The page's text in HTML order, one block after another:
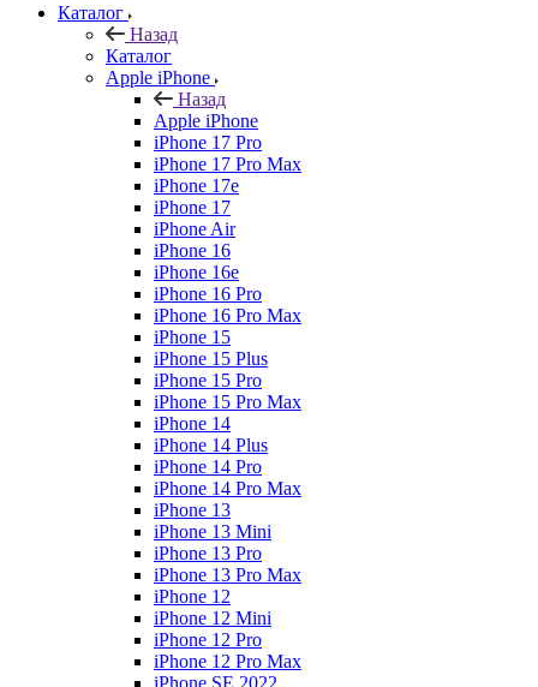
Каталог
Назад
Каталог
Apple iPhone
Назад
Apple iPhone
iPhone 17 Pro
iPhone 17 Pro Max
iPhone 17e
iPhone 17
iPhone Air
iPhone 16
iPhone 16e
iPhone 16 Pro
iPhone 16 Pro Max
iPhone 15
iPhone 15 Plus
iPhone 15 Pro
iPhone 15 Pro Max
iPhone 14
iPhone 14 Plus
iPhone 14 Pro
iPhone 14 Pro Max
iPhone 13
iPhone 13 Mini
iPhone 13 Pro
iPhone 13 Pro Max
iPhone 12
iPhone 12 Mini
iPhone 12 Pro
iPhone 12 Pro Max
iPhone SE 2022